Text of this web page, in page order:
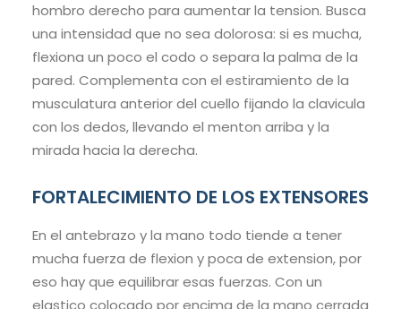
hombro derecho para aumentar la tension. Busca
una intensidad que no sea dolorosa: si es mucha,
flexiona un poco el codo o separa la palma de la
pared. Complementa con el estiramiento de la
musculatura anterior del cuello fijando la clavicula
con los dedos, llevando el menton arriba y la
mirada hacia la derecha.
FORTALECIMIENTO DE LOS EXTENSORES
En el antebrazo y la mano todo tiende a tener
mucha fuerza de flexion y poca de extension, por
eso hay que equilibrar esas fuerzas. Con un